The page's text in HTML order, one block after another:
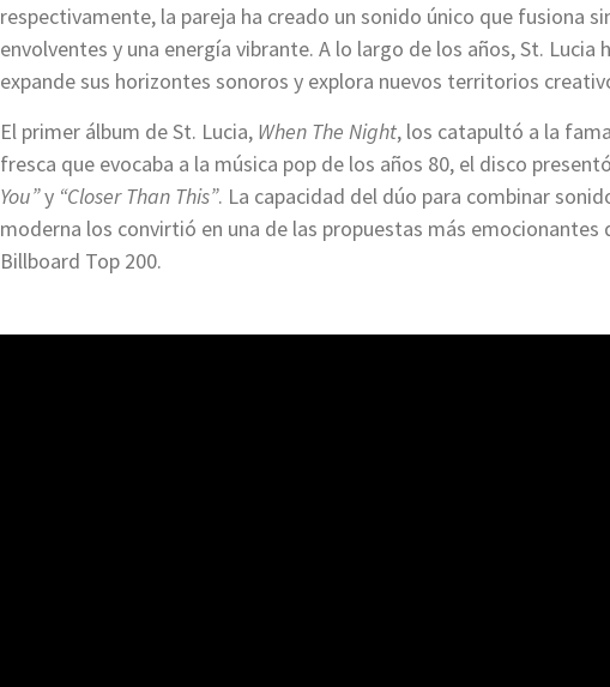
respectivamente, la pareja ha creado un sonido único que fusiona
envolventes y una energía vibrante. A lo largo de los años, St.
expande sus horizontes sonoros y explora nuevos territorios
El primer álbum de St. Lucia, When The Night, los catapultó a la
fresca que evocaba a la música pop de los años 80, el disco
You”y “Closer Than This”. La capacidad del dúo para combinar
moderna los convirtió en una de las propuestas más
Billboard Top 200.